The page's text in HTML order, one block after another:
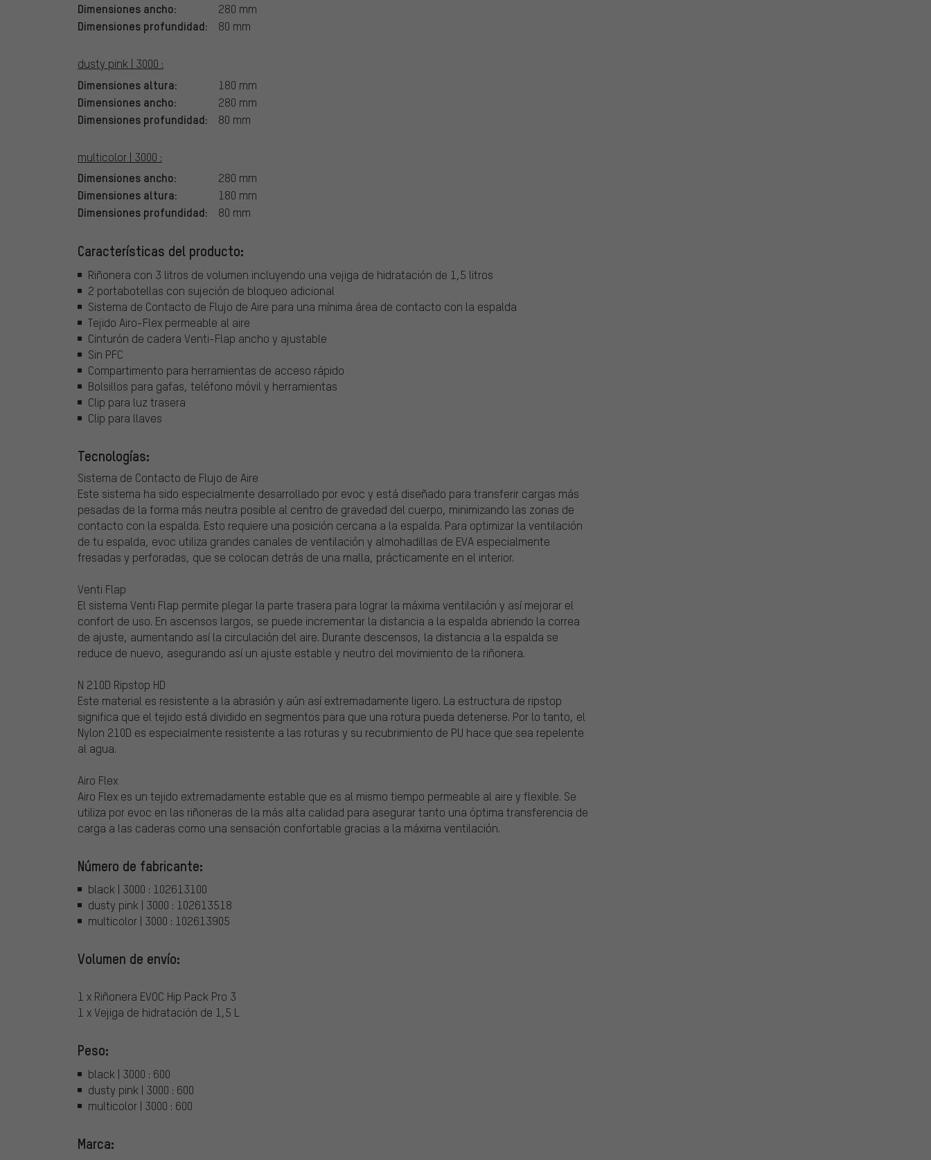
Dimensiones ancho: 280 mm
Dimensiones profundidad: 80 mm
dusty pink | 3000 :
Dimensiones altura: 180 mm
Dimensiones ancho: 280 mm
Dimensiones profundidad: 80 mm
multicolor | 3000 :
Dimensiones ancho: 280 mm
Dimensiones altura: 180 mm
Dimensiones profundidad: 80 mm
Características del producto:
Riñonera con 3 litros de volumen incluyendo una vejiga de hidratación de 1,5 litros
2 portabotellas con sujeción de bloqueo adicional
Sistema de Contacto de Flujo de Aire para una mínima área de contacto con la espalda
Tejido Airo-Flex permeable al aire
Cinturón de cadera Venti-Flap ancho y ajustable
Sin PFC
Compartimento para herramientas de acceso rápido
Bolsillos para gafas, teléfono móvil y herramientas
Clip para luz trasera
Clip para llaves
Tecnologías:
Sistema de Contacto de Flujo de Aire
Este sistema ha sido especialmente desarrollado por evoc y está diseñado para transferir cargas más
pesadas de la forma más neutra posible al centro de gravedad del cuerpo, minimizando las zonas de
contacto con la espalda. Esto requiere una posición cercana a la espalda. Para optimizar la ventilación
de tu espalda, evoc utiliza grandes canales de ventilación y almohadillas de EVA especialmente
fresadas y perforadas, que se colocan detrás de una malla, prácticamente en el interior.
Venti Flap
El sistema Venti Flap permite plegar la parte trasera para lograr la máxima ventilación y así mejorar el
confort de uso. En ascensos largos, se puede incrementar la distancia a la espalda abriendo la correa
de ajuste, aumentando así la circulación del aire. Durante descensos, la distancia a la espalda se
reduce de nuevo, asegurando así un ajuste estable y neutro del movimiento de la riñonera.
N 210D Ripstop HD
Este material es resistente a la abrasión y aún así extremadamente ligero. La estructura de ripstop
significa que el tejido está dividido en segmentos para que una rotura pueda detenerse. Por lo tanto, el
Nylon 210D es especialmente resistente a las roturas y su recubrimiento de PU hace que sea repelente
al agua.
Airo Flex
Airo Flex es un tejido extremadamente estable que es al mismo tiempo permeable al aire y flexible. Se
utiliza por evoc en las riñoneras de la más alta calidad para asegurar tanto una óptima transferencia de
carga a las caderas como una sensación confortable gracias a la máxima ventilación.
Número de fabricante:
black | 3000 : 102613100
dusty pink | 3000 : 102613518
multicolor | 3000 : 102613905
Volumen de envío:
1 x Riñonera EVOC Hip Pack Pro 3
1 x Vejiga de hidratación de 1,5 L
Peso:
black | 3000 : 600
dusty pink | 3000 : 600
multicolor | 3000 : 600
Marca: